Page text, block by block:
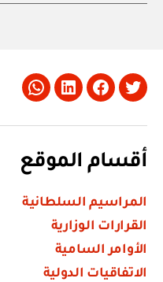
Twitter
Facebook
LinkedIn
أقسام الموقع
المراسيم السلطانية
القرارات الوزارية
الأوامر السامية
الاتفاقيات الدولية